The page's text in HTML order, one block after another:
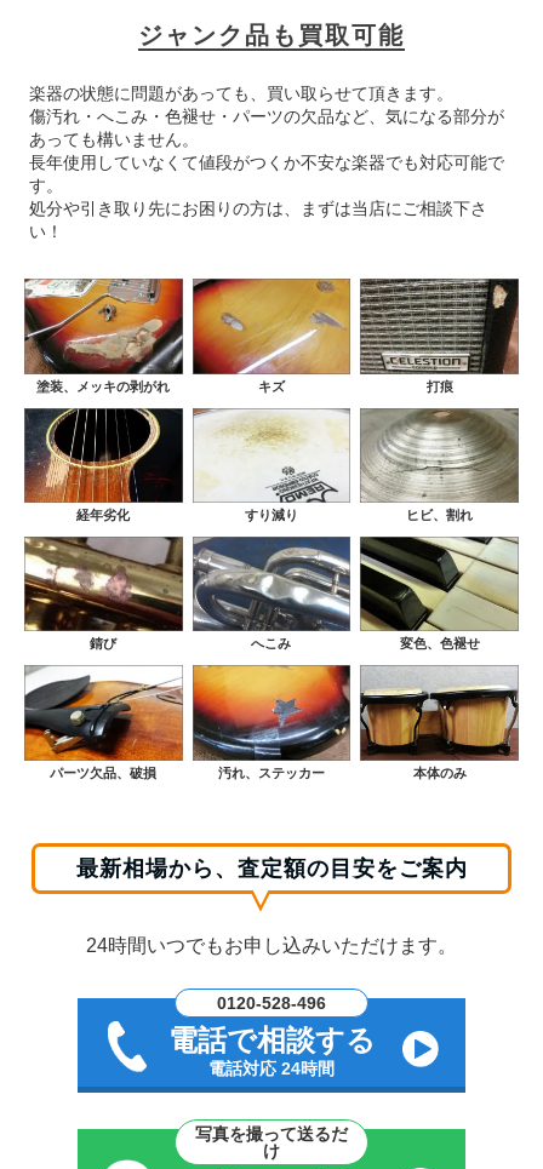
ジャンク品も買取可能
楽器の状態に問題があっても、買い取らせて頂きます。
傷汚れ・へこみ・色褪せ・パーツの欠品など、気になる部分が
あっても構いません。
長年使用していなくて値段がつくか不安な楽器でも対応可能で
す。
処分や引き取り先にお困りの方は、まずは当店にご相談下さ
い！
塗装、メッキの剥がれ キズ 打痕
経年劣化 すり減り ヒビ、割れ
錆び へこみ 変色、色褪せ
パーツ欠品、破損 汚れ、ステッカー 本体のみ
最新相場から、査定額の目安をご案内
24時間いつでもお申し込みいただけます。
0120-528-496
電話で相談する
電話対応 24時間
写真を撮って送るだ
け